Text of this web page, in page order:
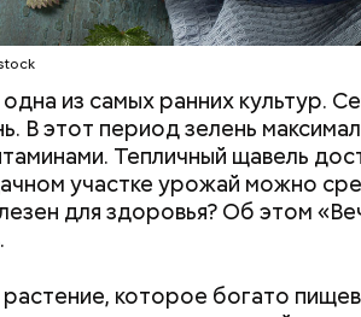
из самых ранних культур.
В этот период зелень
Тепличный щавель
участке урожай можно
для здоровья? Об этом
которое богато